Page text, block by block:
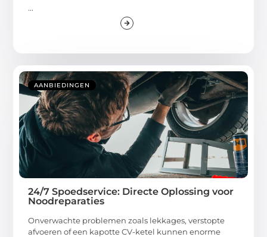
...
AANBIEDINGEN
24/7 Spoedservice: Directe Oplossing voor
Noodreparaties
Onverwachte problemen zoals lekkages, verstopte
afvoeren of een kapotte CV-ketel kunnen enorme